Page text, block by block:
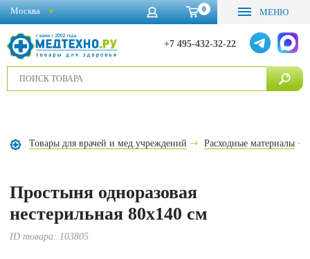
0 МЕНЮ
+7 495-432-32-22
Москва
Товары для врачей и мед.учреждений Расходные материалы
Простыня одноразовая
нестерильная 80х140 см
ID товара: 103805